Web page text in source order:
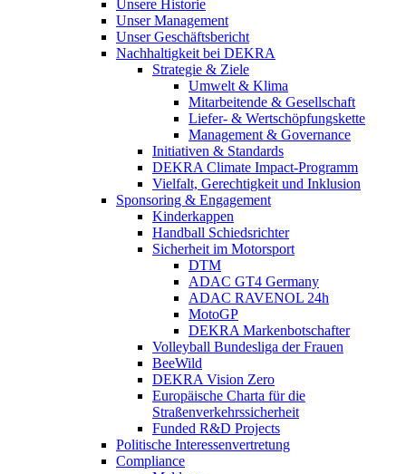
Unsere Historie
Unser Management
Unser Geschäftsbericht
Nachhaltigkeit bei DEKRA
Strategie & Ziele
Umwelt & Klima
Mitarbeitende & Gesellschaft
Liefer- & Wertschöpfungskette
Management & Governance
Initiativen & Standards
DEKRA Climate Impact-Programm
Vielfalt, Gerechtigkeit und Inklusion​
Sponsoring & Engagement
Kinderkappen
Handball Schiedsrichter
Sicherheit im Motorsport
DTM
ADAC GT4 Germany
ADAC RAVENOL 24h
MotoGP
DEKRA Markenbotschafter
Volleyball Bundesliga der Frauen
BeeWild
DEKRA Vision Zero
Europäische Charta für die
Straßenverkehrssicherheit
Funded R&D Projects
Politische Interessenvertretung
Compliance